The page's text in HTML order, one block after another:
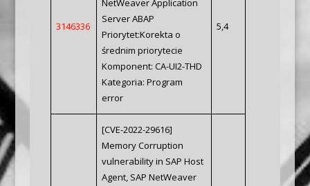
3146336
NetWeaver Application
Server ABAP
Priorytet:Korekta o
średnim priorytecie
Komponent: CA-UI2-THD
Kategoria: Program
error
5,4
[CVE-2022-29616]
Memory Corruption
vulnerability in SAP Host
Agent, SAP NetWeaver